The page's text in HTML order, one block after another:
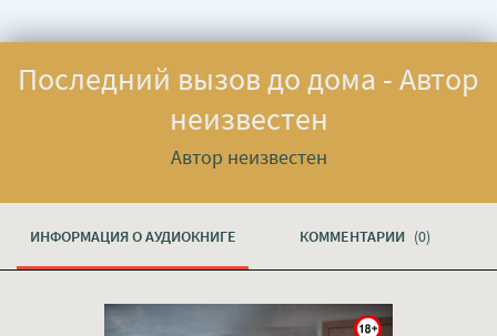
Последний вызов до дома - Автор
неизвестен
Автор неизвестен
ИНФОРМАЦИЯ О АУДИОКНИГЕ КОММЕНТАРИИ (0)